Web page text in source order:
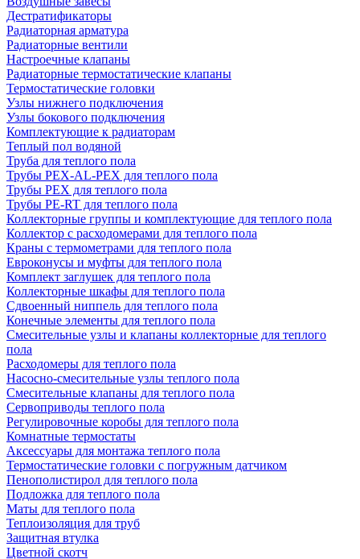
Дестратификаторы
Радиаторная арматура
Радиаторные вентили
Настроечные клапаны
Радиаторные термостатические клапаны
Термостатические головки
Узлы нижнего подключения
Узлы бокового подключения
Комплектующие к радиаторам
Теплый пол водяной
Труба для теплого пола
Трубы PEX-AL-PEX для теплого пола
Трубы PEX для теплого пола
Трубы PE-RT для теплого пола
Коллекторные группы и комплектующие для теплого пола
Коллектор с расходомерами для теплого пола
Краны с термометрами для теплого пола
Евроконусы и муфты для теплого пола
Комплект заглушек для теплого пола
Коллекторные шкафы для теплого пола
Сдвоенный ниппель для теплого пола
Конечные элементы для теплого пола
Смесительные узлы и клапаны коллекторные для теплого
пола
Расходомеры для теплого пола
Насосно-смесительные узлы теплого пола
Смесительные клапаны для теплого пола
Сервоприводы теплого пола
Регулировочные коробы для теплого пола
Комнатные термостаты
Аксессуары для монтажа теплого пола
Термостатические головки с погружным датчиком
Пенополистирол для теплого пола
Подложка для теплого пола
Маты для теплого пола
Теплоизоляция для труб
Защитная втулка
Цветной скотч